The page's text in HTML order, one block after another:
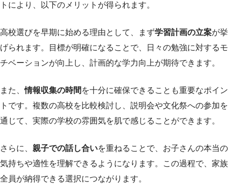
トにより、以下のメリットが得られます。
高校選びを早期に始める理由として、まず学習計画の立案が挙
げられます。目標が明確になることで、日々の勉強に対するモ
チベーションが向上し、計画的な学力向上が期待できます。
また、情報収集の時間 を十分に確保できることも重要なポイン
トです。複数の高校を比較検討し、説明会や文化祭への参加を
通じて、実際の学校の雰囲気を肌で感じることができます。
さらに、 親子での話し合いを重ねることで、お子さんの本当の
気持ちや適性を理解できるようになります。この過程で、家族
全員が納得できる選択につながります。